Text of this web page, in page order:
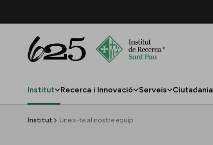
Institut Recerca i Innovació Serveis Ciutadania
Institut Uneix-te al nostre equip